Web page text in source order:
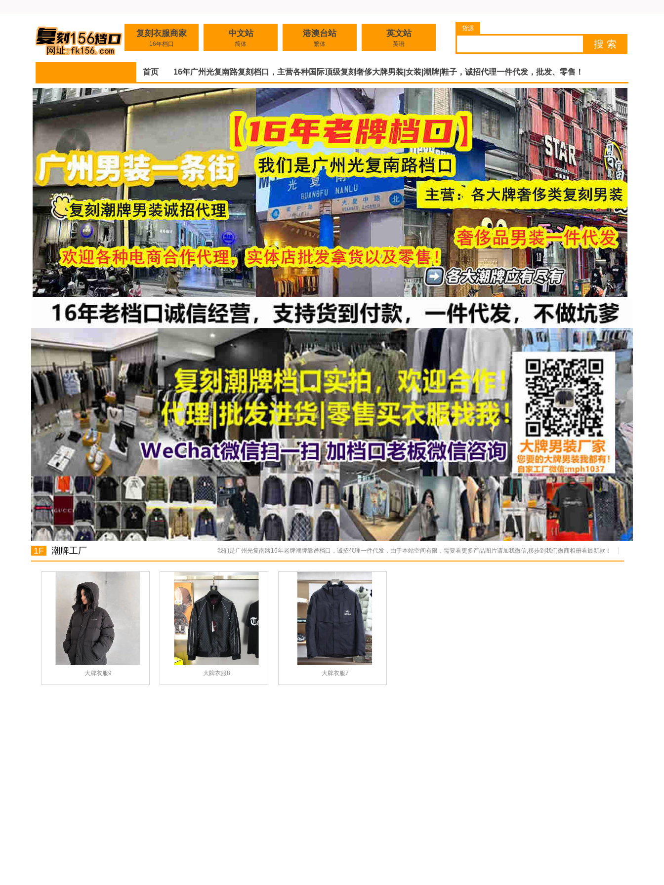
复刻衣服商家
16年档口
中文站
简体
港澳台站
繁体
英文站
英语
货源
首页 16年广州光复南路复刻档口，主营各种国际顶级复刻奢侈大牌男装|女装|潮牌|鞋子，诚招代理一件代发，批发、零售！
1F 潮牌工厂 我们是广州光复南路16年老牌潮牌靠谱档口，诚招代理一件代发，由于本站空间有限，需要看更多产品图片请加我微信,移步到我们微商相册看最新款！
大牌衣服9 大牌衣服8 大牌衣服7